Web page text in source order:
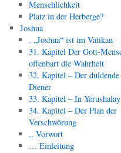
Menschlichkeit
Platz in der Herberge?
Joshua
. „Joshua“ ist im Vatikan
31. Kapitel Der Gott-
offenbart die Wahrheit
32. Kapitel – Der duldende
Diener
33. Kapitel – In
34. Kapitel – Der Plan der
Verschwörung
.. Vorwort
… Einleitung